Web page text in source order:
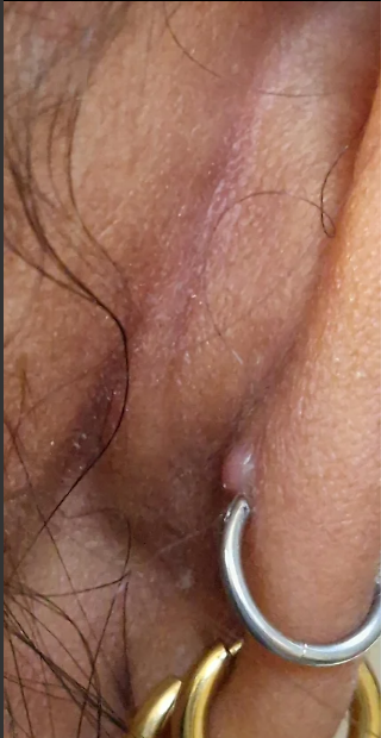
approche à grands pas, le soleil arrive, et la tentation
craquer pour un superbe tatouage ou un nouveau
piercing est au maximum. On vous comprend
! Mais attention : le soleil, le sable et l'eau salée sont
pires ennemis d'une modification corporelle en cours
cicatrisation. Pour éviter que votre nouveau projet ne
transforme en cauchemar avant le